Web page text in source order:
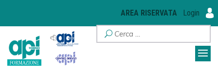
AREA RISERVATA Login